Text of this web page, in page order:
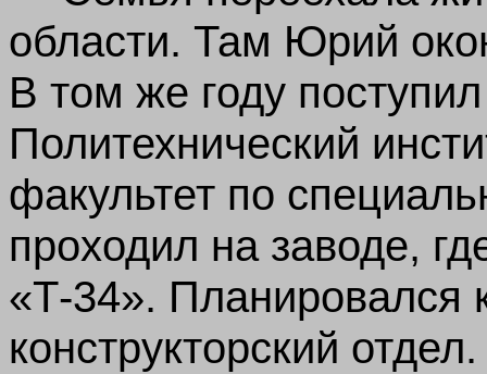
области. Там Юрий
В том же году
Политехнический
факультет по
проходил на заводе,
«Т-34». Планировался
конструкторский отдел.